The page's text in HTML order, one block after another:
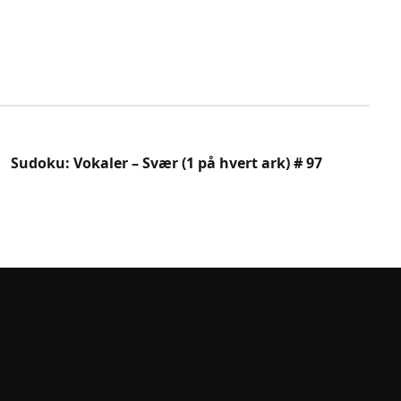
Sudoku: Vokaler – Svær (1 på hvert ark) # 97